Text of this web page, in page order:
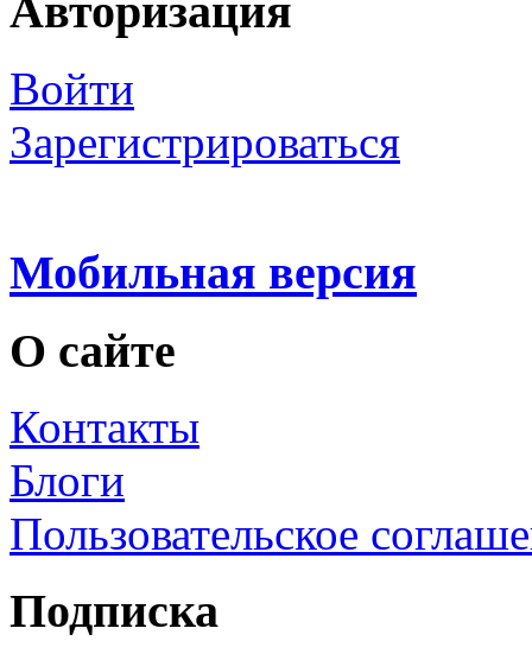
Авторизация
Войти
Зарегистрироваться
Мобильная версия
О сайте
Контакты
Блоги
Пользовательское
Подписка